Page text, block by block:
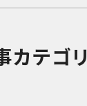
カテゴリ